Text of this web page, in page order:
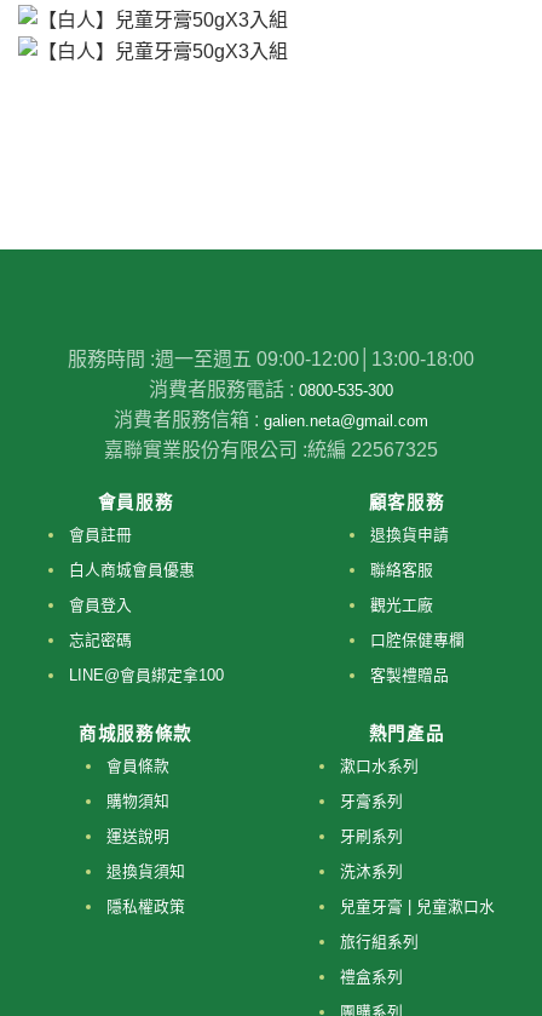
服務時間 :週一至週五 09:00-12:00│13:00-18:00
消費者服務電話 : 0800-535-300
消費者服務信箱 : galien.neta@gmail.com
嘉聯實業股份有限公司 :統編 22567325
會員服務
會員註冊
白人商城會員優惠
會員登入
忘記密碼
LINE@會員綁定拿100
顧客服務
退換貨申請
聯絡客服
觀光工廠
口腔保健專欄
客製禮贈品
商城服務條款
會員條款
購物須知
運送說明
退換貨須知
隱私權政策
熱門產品
漱口水系列
牙膏系列
牙刷系列
洗沐系列
兒童牙膏 | 兒童漱口水
旅行組系列
禮盒系列
團購系列